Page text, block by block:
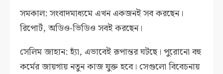
সমকাল: সংবাদমাধ্যমে এখন একজনই সব করছেন।
রিপোর্ট, অডিও-ভিডিও সবই করছেন।
সেলিম জাহান: হ্যাঁ, এভাবেই রূপান্তর ঘটছে। পুরোনো বহু
কর্মের জায়গায় নতুন কাজ যুক্ত হবে। সেগুলো বিবেচনায়